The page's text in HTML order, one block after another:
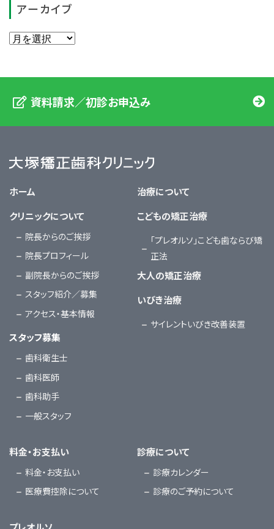
アーカイブ
資料請求／初診お申込み
ホーム
クリニックについて
院長からのご挨拶
院長プロフィール
副院長からのご挨拶
スタッフ紹介／募集
アクセス・基本情報
スタッフ募集
歯科衛生士
歯科医師
歯科助手
一般スタッフ
治療について
こどもの矯正治療
「プレオルソ」こども歯ならび矯
正法
大人の矯正治療
いびき治療
サイレントいびき改善装置
料金・お支払い
料金・お支払い
医療費控除について
診療について
診療カレンダー
診療のご予約について